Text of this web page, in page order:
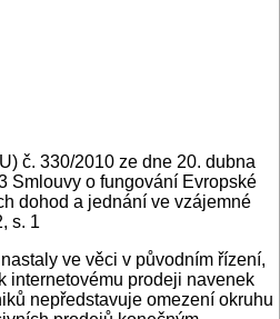
č. 330/2010 ze dne 20. dubna
Smlouvy o fungování Evropské
dohod a jednání ve vzájemné
s. 1
ve věci v původním řízení,
internetovému prodeji navenek
nepředstavuje omezení okruhu